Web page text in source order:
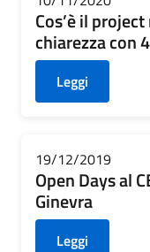
Cos’è il
chiarezza con
Leggi
19/12/2019
Open Days al
Ginevra
Leggi